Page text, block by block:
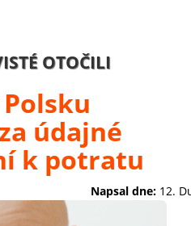
OTOČILI
údajné
k potratu
Napsal dne: 12.